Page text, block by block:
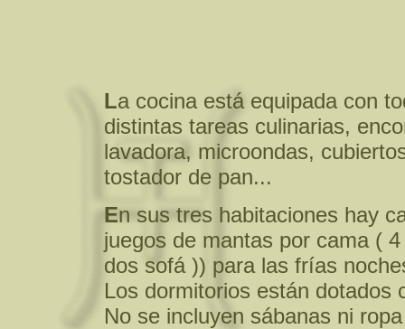
La cocina está equipada con
distintas tareas culinarias,
lavadora, microondas,
tostador de pan...
En sus tres habitaciones hay
juegos de mantas por cama (
dos sofá )) para las frías
Los dormitorios están dotados
No se incluyen sábanas ni